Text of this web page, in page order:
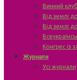
Винний
Від землі
Від землі
Конгрес із
Журнали
Усі журнали